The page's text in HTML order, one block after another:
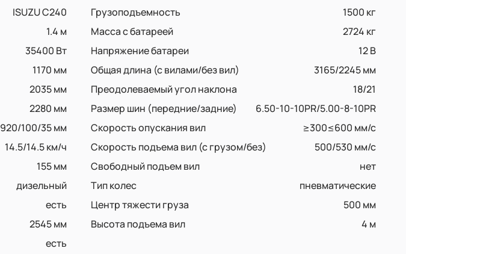
ISUZU C240 Грузоподъемность
1500 кг
1.4 м Масса с батареей
2724 кг
35400 Вт Напряжение батареи
12 B
1170 мм Общая длина (с вилами/без вил)
3165/2245 мм
2035 мм Преодолеваемый угол наклона
18/21
2280 мм Размер шин (передние/задние)
6.50-10-10PR/5.00-8-10PR
920/100/35 мм Скорость опускания вил
≥300≤600 мм/с
14.5/14.5 км/ч Скорость подъема вил (с грузом/без)
500/530 мм/с
155 мм Свободный подъем вил
нет
дизельный Тип колес
пневматические
есть Центр тяжести груза
500 мм
2545 мм Высота подъема вил
4 м
есть